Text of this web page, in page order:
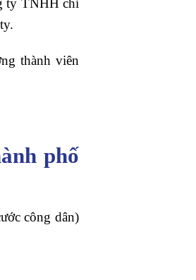
ty TNHH chỉ
thành viên
phố
công dân)